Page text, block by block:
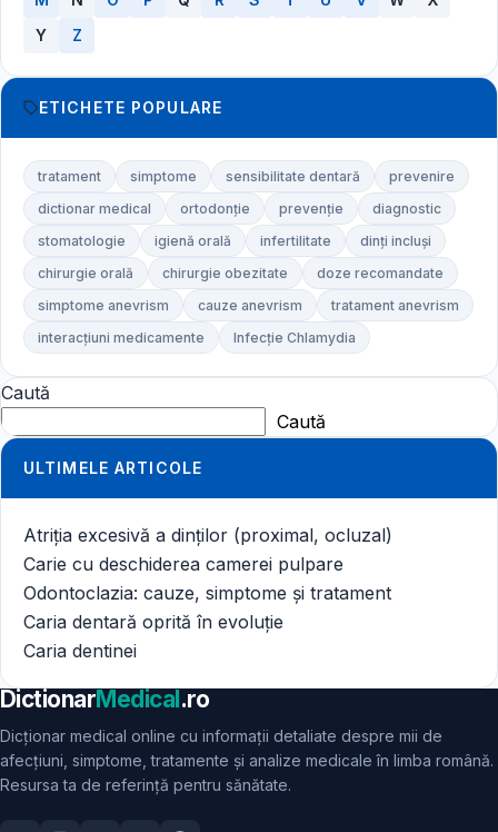
Y
Z
ETICHETE POPULARE
tratament simptome sensibilitate dentară
prevenire
dictionar medical
ortodonție prevenție
diagnostic
stomatologie
igienă orală infertilitate
dinți incluși
chirurgie orală
chirurgie obezitate
doze recomandate
simptome anevrism
cauze anevrism
tratament anevrism
interacțiuni medicamente
Infecție Chlamydia
Caută
Caută
ULTIMELE ARTICOLE
Atriția excesivă a dinților (proximal, ocluzal)
Carie cu deschiderea camerei pulpare
Odontoclazia: cauze, simptome și tratament
Caria dentară oprită în evoluție
Caria dentinei
DictionarMedical.ro
Dicționar medical online cu informații detaliate despre mii de
afecțiuni, simptome, tratamente și analize medicale în limba română.
Resursa ta de referință pentru sănătate.